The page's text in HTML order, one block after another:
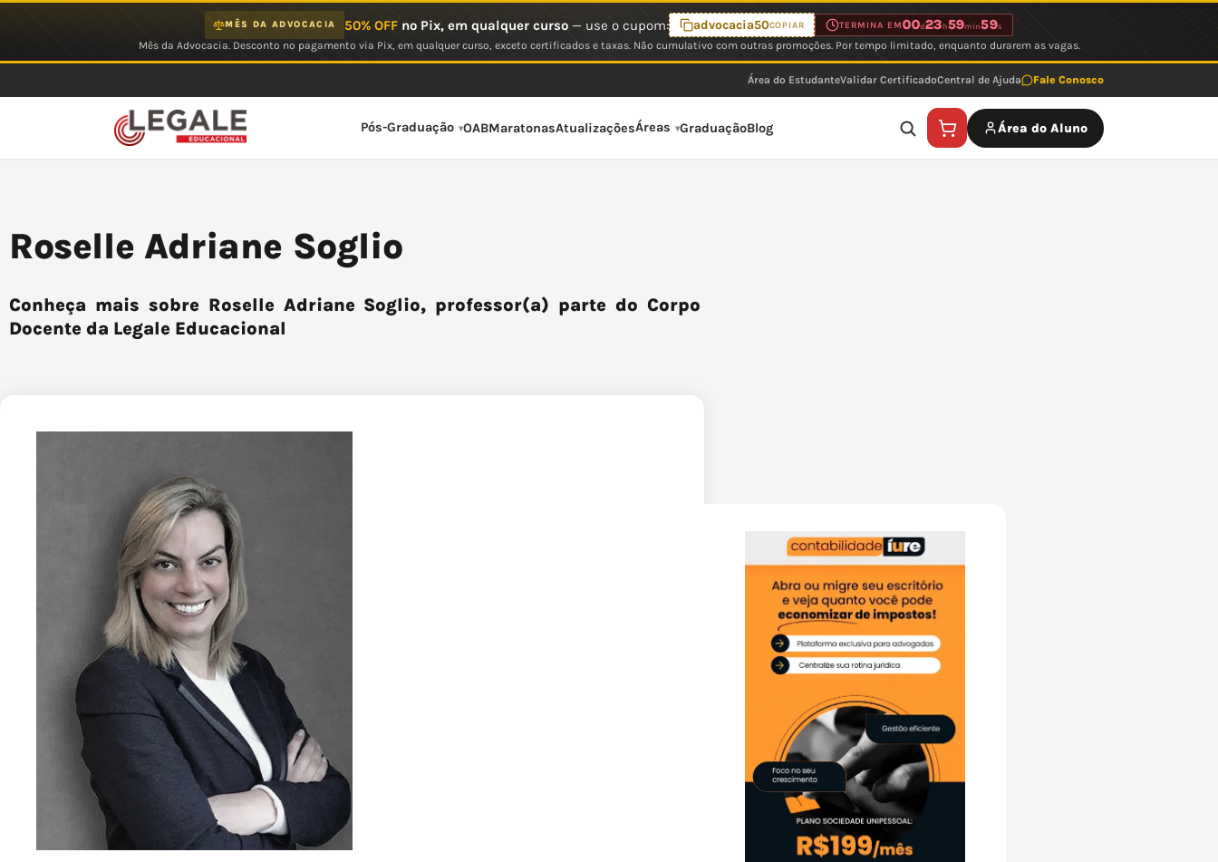
MÊS DA ADVOCACIA 50% OFFno Pix, em qualquer curso— use o cupom: advocacia50COPIAR TERMINA EM00d23 h59min59s
Mês da Advocacia. Desconto no pagamento via Pix, em qualquer curso, exceto certificados e taxas. Não cumulativo com outras promoções. Por tempo limitado, enquanto durarem as vagas.
Área do EstudanteValidar CertificadoCentral de Ajuda Fale Conosco
Pós-Graduação OABMaratonasAtualizaçõesÁreas GraduaçãoBlog Área do Aluno
Roselle Adriane Soglio
Conheça mais sobre Roselle Adriane Soglio, professor(a) parte do Corpo
Docente da Legale Educacional